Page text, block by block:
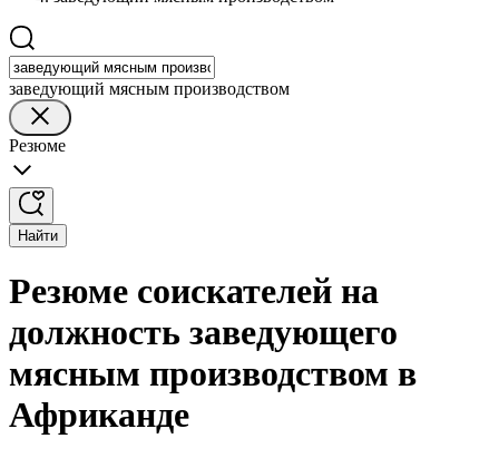
заведующий мясным производством
Резюме
Найти
Резюме соискателей на
должность заведующего
мясным производством в
Африканде